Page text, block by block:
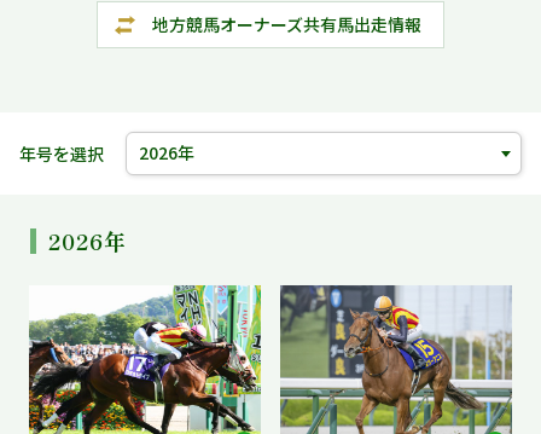
地方競馬オーナーズ共有馬出走情報
年号を選択
2026年